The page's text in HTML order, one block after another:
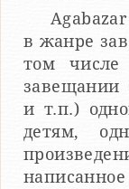
в жанре
том
завещании
и т.п.)
детям,